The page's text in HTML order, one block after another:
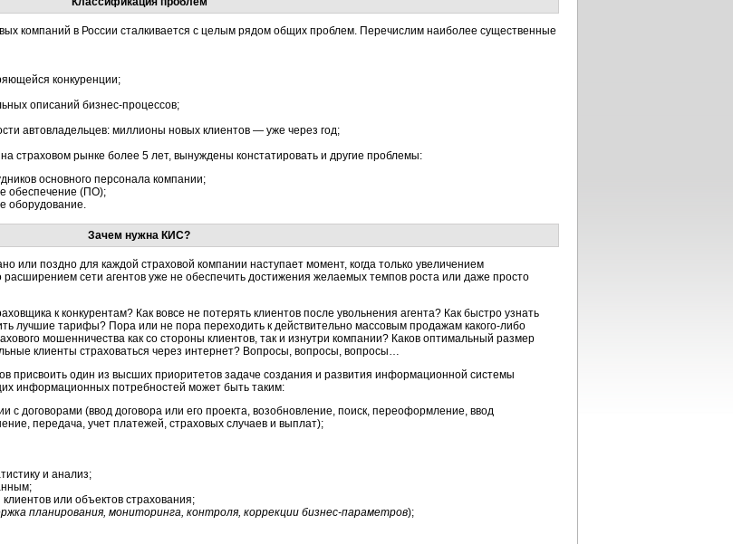
компаний в России сталкивается с целым рядом общих проблем. Перечислим наиболее существенные
конкуренции;
описаний бизнес-процессов;
автовладельцев: миллионы новых клиентов — уже через год;
страховом рынке более 5 лет, вынуждены констатировать и другие проблемы:
основного персонала компании;
обеспечение (ПО);
оборудование.
Зачем нужна КИС?
или поздно для каждой страховой компании наступает момент, когда только увеличением
сети агентов уже не обеспечить достижения желаемых темпов роста или даже просто
к конкурентам? Как вовсе не потерять клиентов после увольнения агента? Как быстро узнать
лучшие тарифы? Пора или не пора переходить к действительно массовым продажам какого-либо
мошенничества как со стороны клиентов, так и изнутри компании? Каков оптимальный размер
клиенты страховаться через интернет? Вопросы, вопросы, вопросы…
присвоить один из высших приоритетов задаче создания и развития информационной системы
информационных потребностей может быть таким:
с договорами (ввод договора или его проекта, возобновление, поиск, переоформление, ввод
передача, учет платежей, страховых случаев и выплат);
и анализ;
или объектов страхования;
планирования, мониторинга, контроля, коррекции бизнес-параметров);